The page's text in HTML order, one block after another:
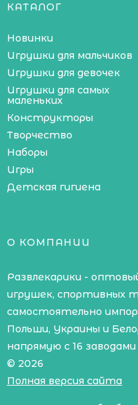
КАТАЛОГ
Новинки
Игрушки для мальчиков
Игрушки для девочек
Игрушки для самых
маленьких
Конструкторы
Творчество
Наборы
Игры
Детская гигиена
О КОМПАНИИ
Развлекарики -
игрушек, спортивных
самостоятельно
Польши, Украины и
напрямую с 16
© 2026
Полная версия сайта